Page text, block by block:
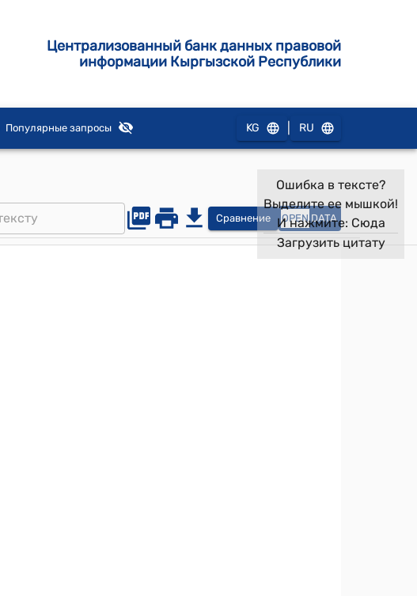
Централизованный банк данных правовой
информации Кыргызской Республики
Популярные запросы KG RU
Сравнение OPEN DATA
Ошибка в тексте?
Выделите ее мышкой!
И нажмите: Сюда
Загрузить цитату